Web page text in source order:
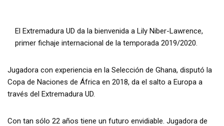
El Extremadura UD da la bienvenida a Lily Niber-Lawrence,
primer fichaje internacional de la temporada 2019/2020.
Jugadora con experiencia en la Selección de Ghana, disputó la
Copa de Naciones de África en 2018, da el salto a Europa a
través del Extremadura UD.
Con tan sólo 22 años tiene un futuro envidiable. Jugadora de